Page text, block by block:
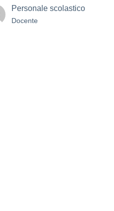
Personale scolastico
Docente